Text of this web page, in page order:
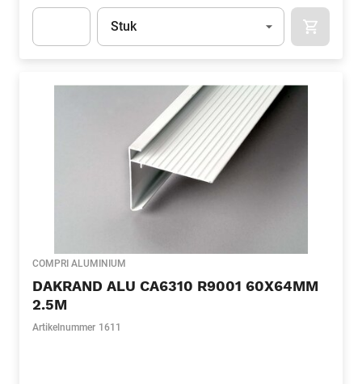
Eenheid
Stuk
COMPRI ALUMINIUM
DAKRAND ALU CA6310 R9001 60X64MM
2.5M
Artikelnummer 1611